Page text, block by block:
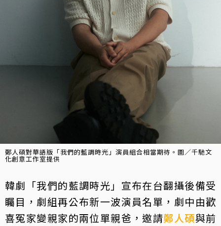
鄭人碩對華語版「我們的藍調時光」演員組合相當期待。圖／千馳文
化創意工作室提供
韓劇「我們的藍調時光」宣布在台翻攝後備受
矚目，劇組再公布新一波演員名單，劇中由歡
喜冤家變親家的兩位單親爸，邀請鄭人碩與前